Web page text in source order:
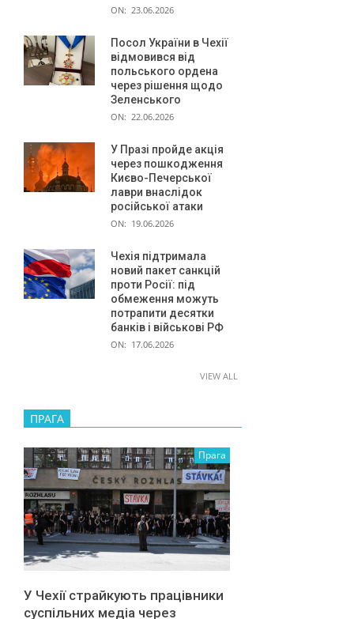
ON: 23.06.2026
Посол України в Чехії
відмовився від
польського ордена
через рішення щодо
Зеленського
ON: 22.06.2026
У Празі пройде акція
через пошкодження
Києво-Печерської
лаври внаслідок
російської атаки
ON: 19.06.2026
Чехія підтримала
новий пакет санкцій
проти Росії: під
обмеження можуть
потрапити десятки
банків і військові РФ
ON: 17.06.2026
VIEW ALL
ПРАГА
Прага
У Чехії страйкують працівники
суспільних медіа через